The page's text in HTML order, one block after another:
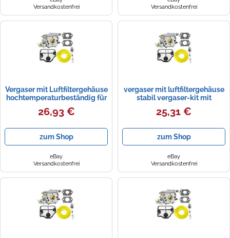
Versandkostenfrei
Versandkostenfrei
Vergaser mit Luftfiltergehäuse
hochtemperaturbeständig für
Werkstatt,
26,93 €
zum Shop
eBay
Versandkostenfrei
vergaser mit luftfiltergehäuse
stabil vergaser-kit mit
zündkerze für heimwerker
25,31 €
zum Shop
eBay
Versandkostenfrei